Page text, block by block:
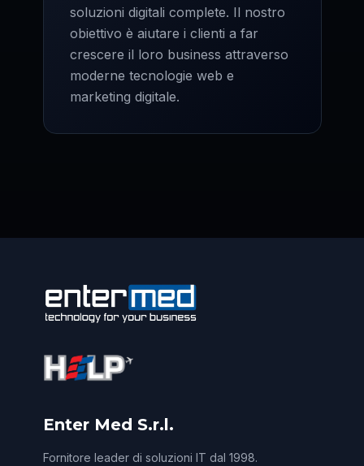
soluzioni digitali complete. Il nostro
obiettivo è aiutare i clienti a far
crescere il loro business attraverso
moderne tecnologie web e
marketing digitale.
Enter Med S.r.l.
Fornitore leader di soluzioni IT dal 1998.